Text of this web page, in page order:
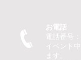
に
お電話
電話番号：
イベント
ます。